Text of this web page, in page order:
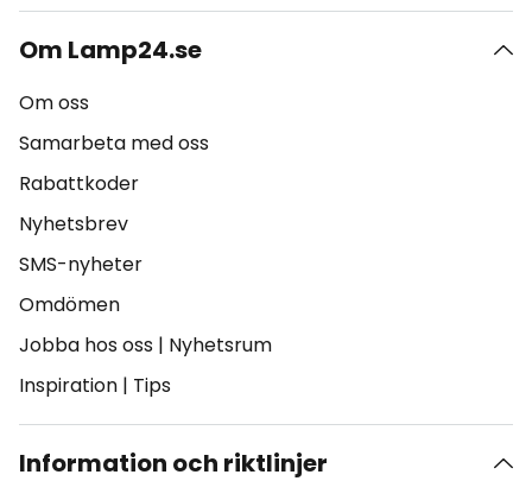
Om Lamp24.se
Om oss
Samarbeta med oss
Rabattkoder
Nyhetsbrev
SMS-nyheter
Omdömen
Jobba hos oss | Nyhetsrum
Inspiration | Tips
Information och riktlinjer